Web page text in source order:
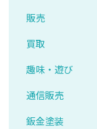
販売
買取
趣味・遊び
通信販売
鈑金塗装